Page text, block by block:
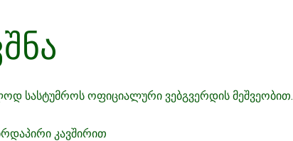
სასტუმროს ოფიციალური ვებგვერდის მეშვეობით.
კავშირით